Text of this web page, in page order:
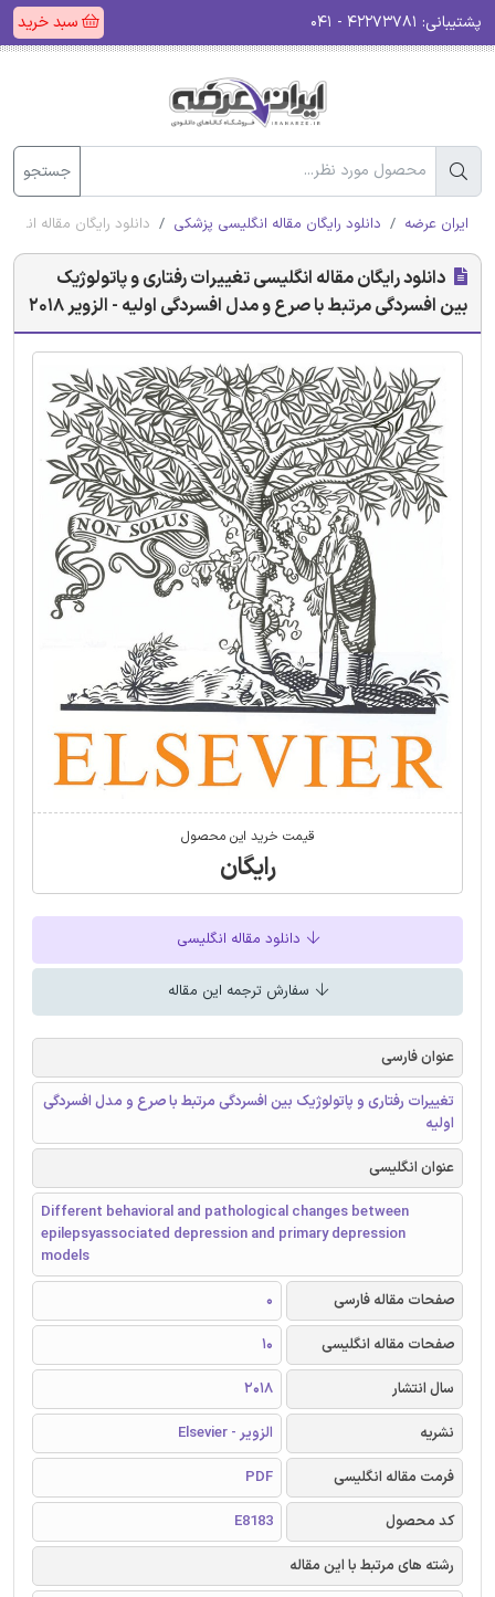
پشتیبانی: سبد خرید
جستجو
ایران عرضه دانلود رایگان مقاله انگلیسی پزشکی دانلود رایگان مقاله
دانلود رایگان مقاله انگلیسی تغییرات رفتاری و پاتولوژیک
بین افسردگی مرتبط با صرع و مدل افسردگی اولیه - الزویر 2018
قیمت خرید این محصول
رایگان
دانلود مقاله انگلیسی
سفارش ترجمه این مقاله
عنوان فارسی
تغییرات رفتاری و پاتولوژیک بین افسردگی مرتبط با صرع و مدل افسردگی
اولیه
عنوان انگلیسی
Different behavioral and pathological changes between
epilepsyassociated depression and primary depression
models
صفحات مقاله فارسی
0
صفحات مقاله انگلیسی
10
سال انتشار
2018
نشریه
الزویر - Elsevier
فرمت مقاله انگلیسی
PDF
کد محصول
E8183
رشته های مرتبط با این مقاله